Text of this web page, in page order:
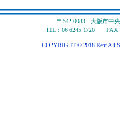
〒542-0083 大阪市中
TEL：06-6245-1720 FAX
COPYRIGHT © 2018 Rent All